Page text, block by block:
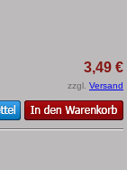
3,49 €
zzgl. Versand